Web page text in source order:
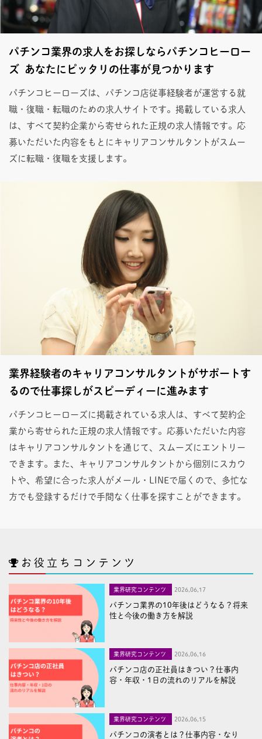
パチンコ業界の求人をお探しならパチンコヒーロー
ズ あなたにピッタリの仕事が見つかります
パチンコヒーローズは、パチンコ店従事経験者が運営する就
職・復職・転職のための求人サイトです。掲載している求人
は、すべて契約企業から寄せられた正規の求人情報です。応
募いただいた内容をもとにキャリアコンサルタントがスムー
ズに転職・復職を支援します。
業界経験者のキャリアコンサルタントがサポートす
るので仕事探しがスピーディーに進みます
パチンコヒーローズに掲載されている求人は、すべて契約企
業から寄せられた正規の求人情報です。応募いただいた内容
はキャリアコンサルタントを通じて、スムーズにエントリー
できます。また、キャリアコンサルタントから個別にスカウ
トや、希望に合った求人がメール・LINEで届くので、多忙な
方でも登録するだけで手間なく仕事を探すことができます。
お役立ちコンテンツ
業界研究コンテンツ 2026,06,17
パチンコ業界の10年後はどうなる？将来
性と今後の働き方を解説
業界研究コンテンツ 2026,06,16
パチンコ店の正社員はきつい？仕事内
容・年収・1日の流れのリアルを解説
業界研究コンテンツ 2026,06,15
パチンコの演者とは？仕事内容・なり